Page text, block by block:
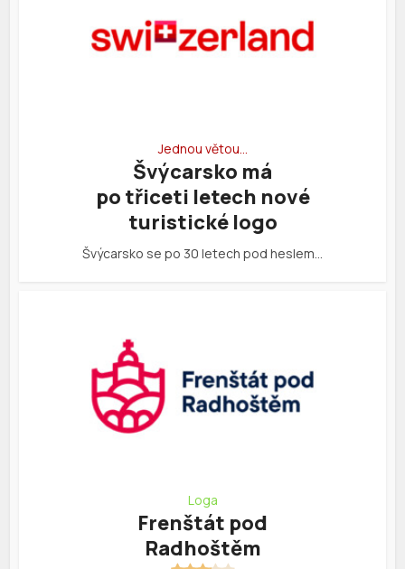
Jednou větou…
Švýcarsko má
po třiceti letech nové
turistické logo
Švýcarsko se po 30 letech pod heslem…
Loga
Frenštát pod
Radhoštěm